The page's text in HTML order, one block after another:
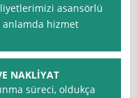
asansörlü
hizmet
NAKLİYAT
süreci, oldukça